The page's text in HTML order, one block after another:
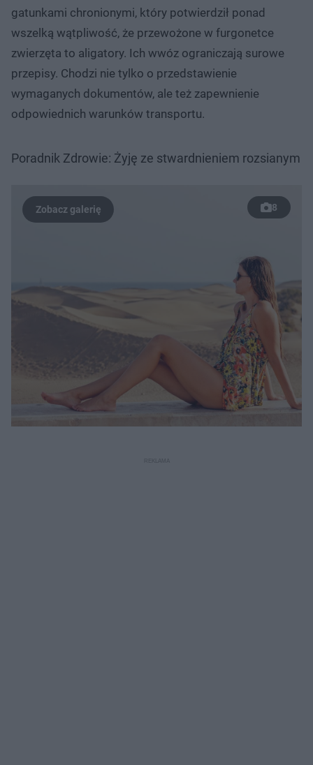
gatunkami chronionymi, który potwierdził ponad
wszelką wątpliwość, że przewożone w furgonetce
zwierzęta to aligatory. Ich wwóz ograniczają surowe
przepisy. Chodzi nie tylko o przedstawienie
wymaganych dokumentów, ale też zapewnienie
odpowiednich warunków transportu.
Poradnik Zdrowie: Żyję ze stwardnieniem rozsianym
8